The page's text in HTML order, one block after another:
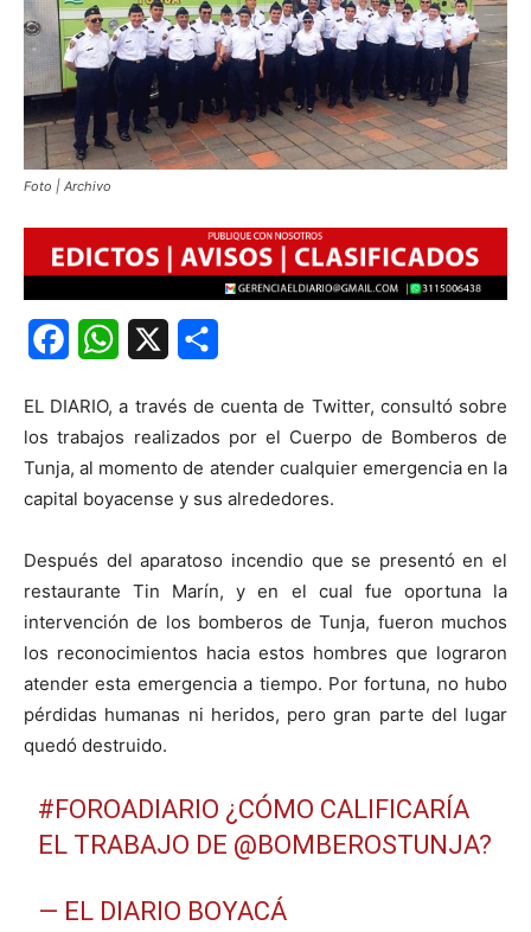
Foto | Archivo
FacebookWhatsApp
EL DIARIO, a través de cuenta de Twitter, consultó sobre
los trabajos realizados por el Cuerpo de Bomberos de
Tunja, al momento de atender cualquier emergencia en la
capital boyacense y sus alrededores.
Después del aparatoso incendio que se presentó en el
restaurante Tin Marín, y en el cual fue oportuna la
intervención de los bomberos de Tunja, fueron muchos
los reconocimientos hacia estos hombres que lograron
atender esta emergencia a tiempo. Por fortuna, no hubo
pérdidas humanas ni heridos, pero gran parte del lugar
quedó destruido.
#FOROADIARIO ¿CÓMO CALIFICARÍA
EL TRABAJO DE @BOMBEROSTUNJA?
— EL DIARIO BOYACÁ